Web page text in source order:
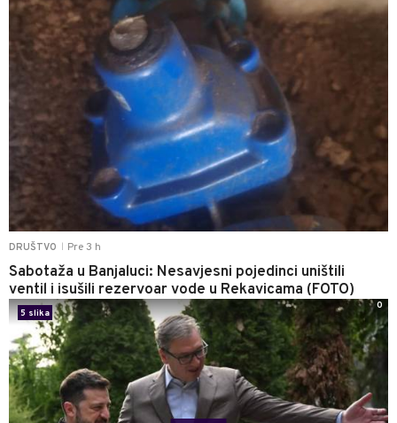
DRUŠTVO Pre 3 h
Sabotaža u Banjaluci: Nesavjesni pojedinci uništili
ventil i isušili rezervoar vode u Rekavicama (FOTO)
5 slika
0